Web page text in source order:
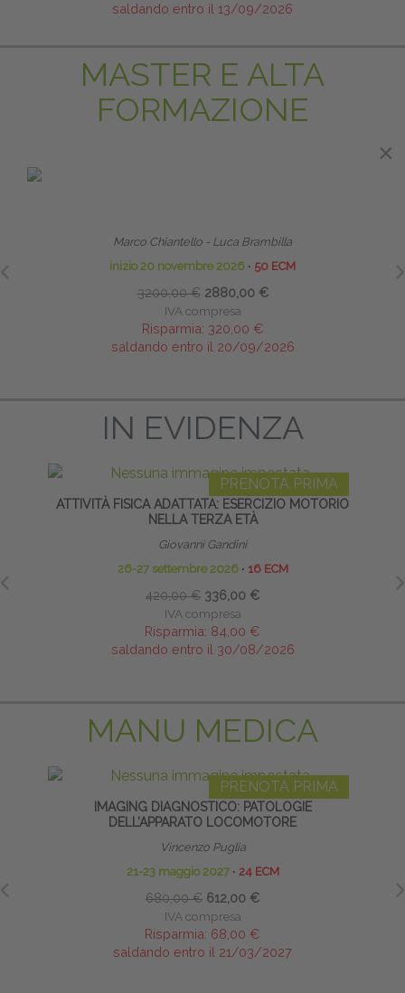
saldando entro il 13/09/2026
MASTER E ALTA
FORMAZIONE
Marco Chiantello - Luca Brambilla
inizio 20 novembre 2026 ∙ 50 ECM
3200,00 € 2880,00 €
IVA compresa
Risparmia: 320,00 €
saldando entro il 20/09/2026
IN EVIDENZA
PRENOTA PRIMA
ATTIVITÀ FISICA ADATTATA: ESERCIZIO MOTORIO
NELLA TERZA ETÀ
Giovanni Gandini
26-27 settembre 2026 ∙ 16 ECM
420,00 € 336,00 €
IVA compresa
Risparmia: 84,00 €
saldando entro il 30/08/2026
MANU MEDICA
PRENOTA PRIMA
IMAGING DIAGNOSTICO: PATOLOGIE
DELL’APPARATO LOCOMOTORE
Vincenzo Puglia
21-23 maggio 2027 ∙ 24 ECM
680,00 € 612,00 €
IVA compresa
Risparmia: 68,00 €
saldando entro il 21/03/2027
×
×